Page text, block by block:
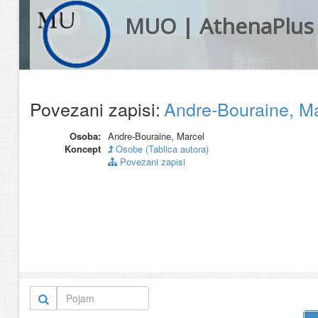
MUO | AthenaPlus
Povezani zapisi: Andre-Bouraine,
Osoba: Andre-Bouraine, Marcel
Koncept
Osobe (Tablica autora)
Povezani zapisi